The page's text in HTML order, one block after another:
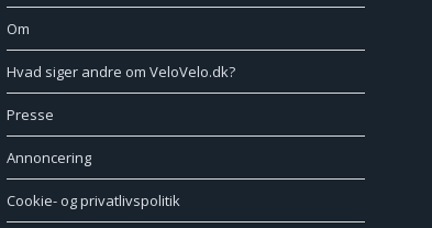
Om
Hvad siger andre om VeloVelo.dk?
Presse
Annoncering
Cookie- og privatlivspolitik